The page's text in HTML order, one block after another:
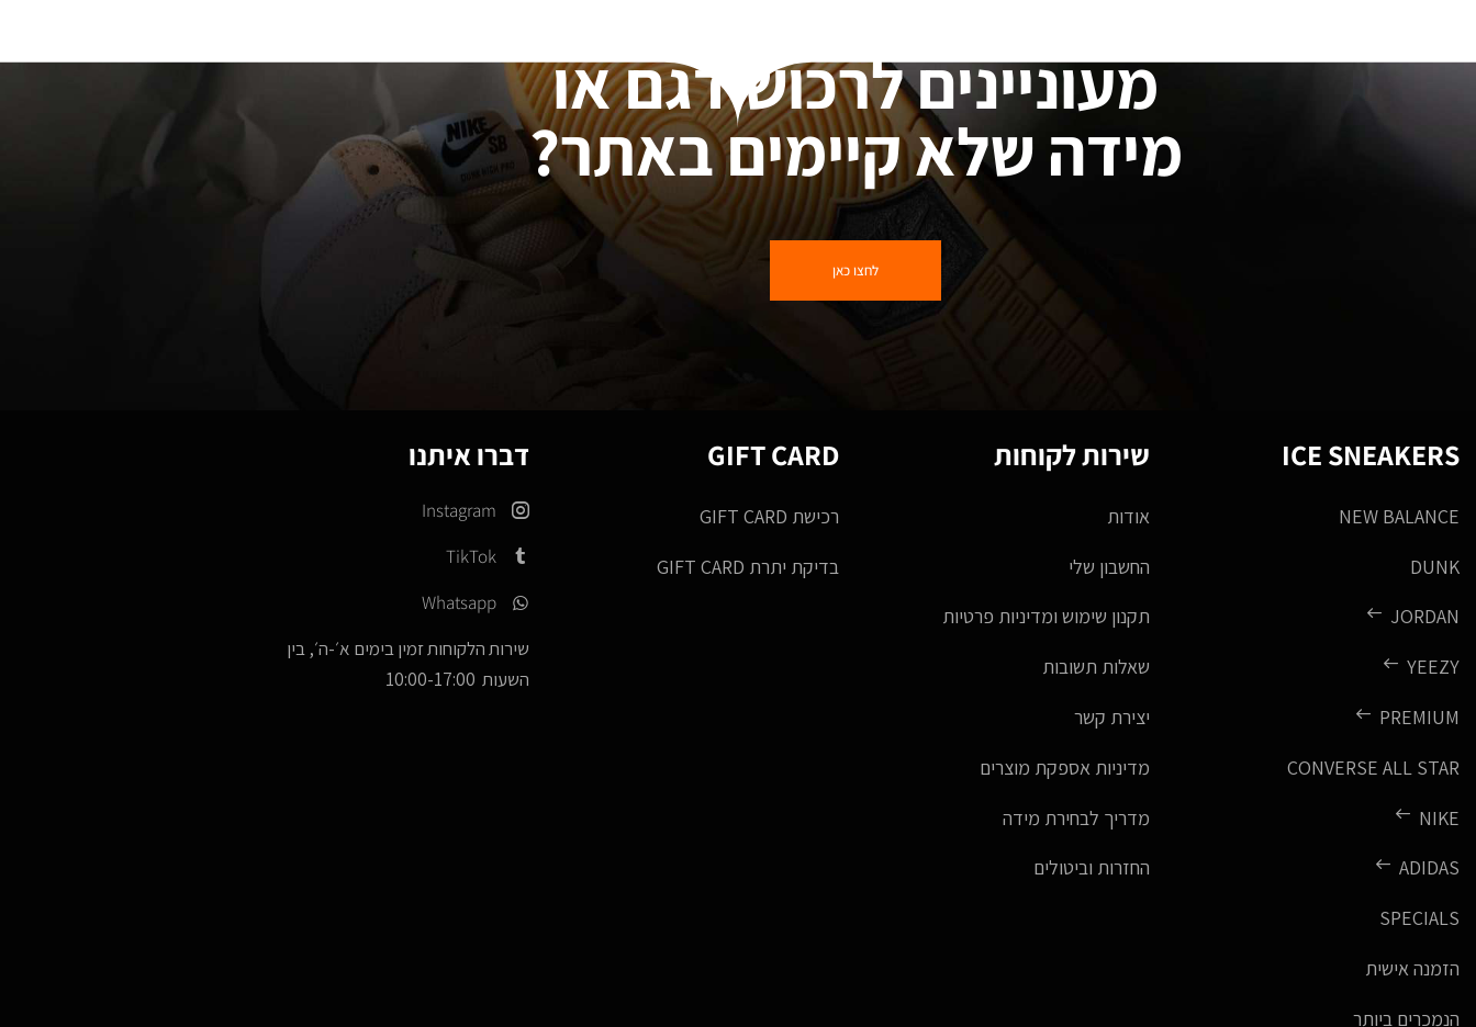
מעוניינים לרכוש דגם או
מידה שלא קיימים באתר?
לחצו כאן
ICE SNEAKERS
NEW BALANCE
DUNK
JORDAN
YEEZY
PREMIUM
CONVERSE ALL STAR
NIKE
ADIDAS
SPECIALS
הזמנה אישית
הנמכרים ביותר
שירות לקוחות
אודות
החשבון שלי
תקנון שימוש ומדיניות פרטיות
שאלות תשובות
יצירת קשר
מדיניות אספקת מוצרים
מדריך לבחירת מידה
החזרות וביטולים
GIFT CARD
רכישת GIFT CARD
בדיקת יתרת GIFT CARD
דברו איתנו
Instagram
TikTok
Whatsapp
שירות הלקוחות זמין בימים א׳-ה׳, בין
השעות 10:00-17:00